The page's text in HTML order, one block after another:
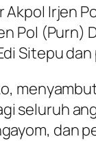
Irjen
Pol (Purn)
Sitepu
seluruh
dan